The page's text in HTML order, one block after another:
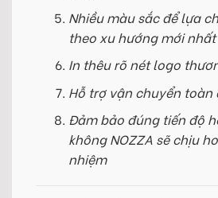
Nhiều màu sắc để lựa
theo xu hướng mới nhất
In thêu rõ nét logo
Hỗ trợ vận chuyển toàn
Đảm bảo đúng tiến độ
không NOZZA sẽ chịu
nhiệm